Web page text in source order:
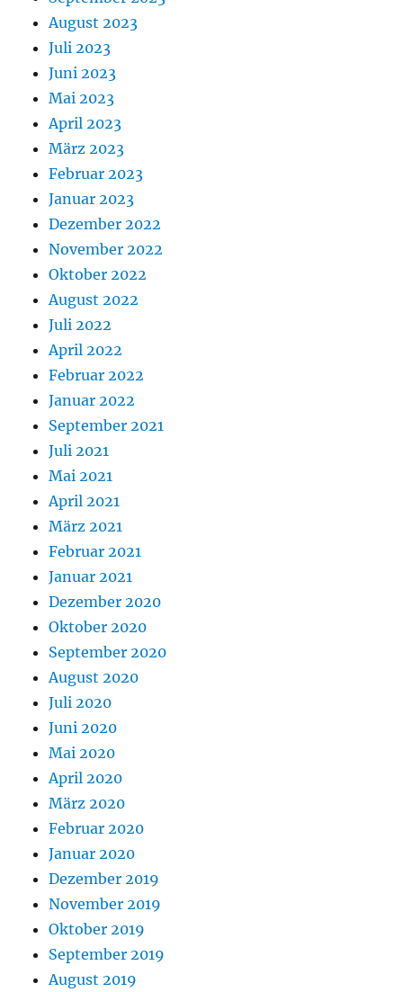
August 2023
Juli 2023
Juni 2023
Mai 2023
April 2023
März 2023
Februar 2023
Januar 2023
Dezember 2022
November 2022
Oktober 2022
August 2022
Juli 2022
April 2022
Februar 2022
Januar 2022
September 2021
Juli 2021
Mai 2021
April 2021
März 2021
Februar 2021
Januar 2021
Dezember 2020
Oktober 2020
September 2020
August 2020
Juli 2020
Juni 2020
Mai 2020
April 2020
März 2020
Februar 2020
Januar 2020
Dezember 2019
November 2019
Oktober 2019
September 2019
August 2019